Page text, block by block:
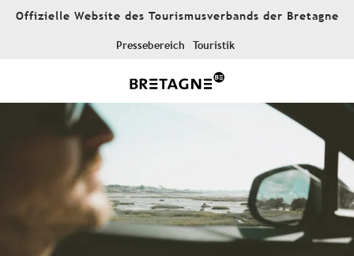
AllerOffizielle Website des Tourismusverbands der Bretagne
Pressebereich Touristik